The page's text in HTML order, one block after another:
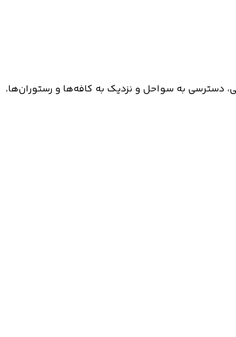
دسترسی به سواحل و نزدیک به کافه‌ها و رستوران‌ها.